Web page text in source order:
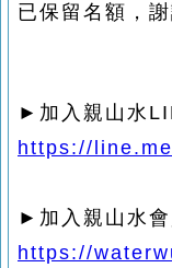
已保留名額，謝
► 加入親山水
https://
► 加入親山水
https://